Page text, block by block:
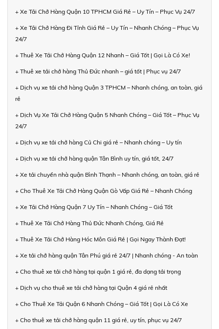
+ Xe Tải Chở Hàng Quận 10 TPHCM Giá Rẻ – Uy Tín – Phục Vụ 24/7
+ Xe Tải Chở Hàng Đi Tỉnh Giá Rẻ – Uy Tín – Nhanh Chóng – Phục Vụ
24/7
+ Thuê Xe Tải Chở Hàng Quận 12 Nhanh – Giá Tốt | Gọi Là Có Xe!
+ Thuê xe tải chở hàng Thủ Đức nhanh – giá tốt | Phục vụ 24/7
+ Dịch vụ xe tải chở hàng Quận 3 TPHCM – Nhanh chóng, an toàn, giá
rẻ
+ Dịch Vụ Xe Tải Chở Hàng Quận 5 Nhanh Chóng – Giá Tốt – Phục Vụ
24/7
+ Dịch vụ xe tải chở hàng Củ Chi giá rẻ – Nhanh chóng – Uy tín
+ Dịch vụ xe tải chở hàng quận Tân Bình uy tín, giá tốt, 24/7
+ Xe tải chuyển nhà quận Bình Thạnh – Nhanh chóng, an toàn, giá rẻ
+ Cho Thuê Xe Tải Chở Hàng Quận Gò Vấp Giá Rẻ – Nhanh Chóng
+ Xe Tải Chở Hàng Quận 7 Uy Tín – Nhanh Chóng – Giá Tốt
+ Thuê Xe Tải Chở Hàng Thủ Đức Nhanh Chóng, Giá Rẻ
+ Thuê Xe Tải Chở Hàng Hóc Môn Giá Rẻ | Gọi Ngay Thành Đạt!
+ Xe tải chở hàng quận Tân Phú giá rẻ 24/7 | Nhanh chóng - An toàn
+ Cho thuê xe tải chở hàng tại quận 1 giá rẻ, đa dạng tải trọng
+ Dịch vụ cho thuê xe tải chở hàng tại Quận 4 giá rẻ nhất
+ Cho Thuê Xe Tải Quận 6 Nhanh Chóng – Giá Tốt | Gọi Là Có Xe
+ Cho thuê xe tải chở hàng quận 11 giá rẻ, uy tín, phục vụ 24/7